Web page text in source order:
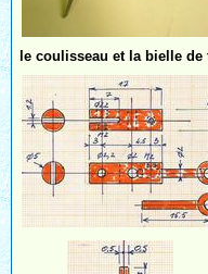
le coulisseau et la bielle